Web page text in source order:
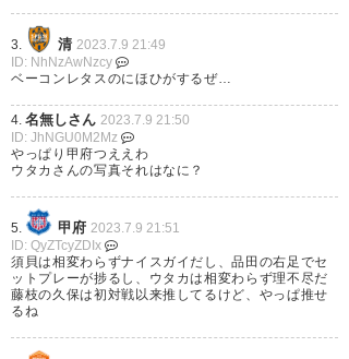
ええええええええええええええ
えええええ
え！！！！！！！！！！！！！
！！！ #vfk
— ブッキー (mirmagfel_)2023,
7月 9
3. 清 2023.7.9 21:49
ID: NhNzAwNzcy
ベーコンレタスのにほひがするぜ…
4. 名無しさん 2023.7.9 21:50
ID: JhNGU0M2Mz
やっぱり甲府つええわ
ウタカさんの写真それはなに？
5. 甲府 2023.7.9 21:51
ID: QyZTcyZDIx
須貝は相変わらずナイスガイだし、品田の右足でセ
ットプレーが捗るし、ウタカは相変わらず理不尽だ
藤枝の久保は初対戦以来推してるけど、やっぱ推せ
るね